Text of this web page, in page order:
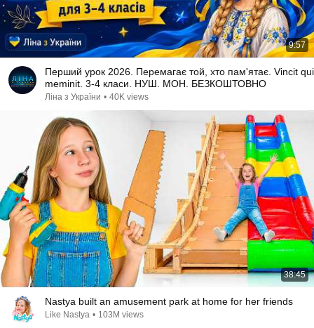
9:57
Перший урок 2026. Перемагає той, хто пам'ятає. Vincit qui
meminit. 3-4 класи. НУШ. МОН. БЕЗКОШТОВНО
Ліна з України • 40K views
38:45
Nastya built an amusement park at home for her friends
Like Nastya • 103M views